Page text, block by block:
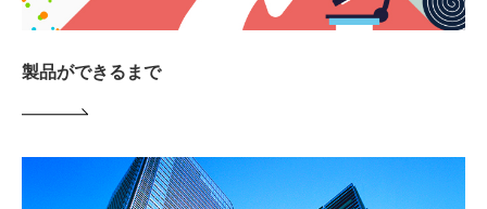
製品ができるまで